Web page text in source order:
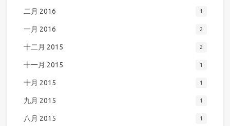
二月 2016 1
一月 2016 2
十二月 2015 2
十一月 2015 1
十月 2015 1
九月 2015 1
八月 2015 1